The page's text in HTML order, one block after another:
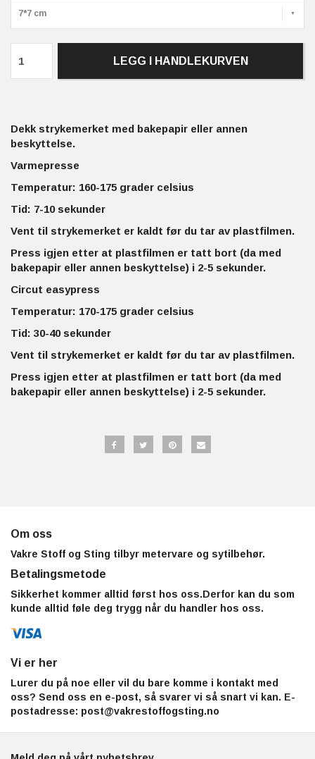
7*7 cm
LEGG I HANDLEKURVEN
Dekk strykemerket med bakepapir eller annen
beskyttelse.
Varmepresse
Temperatur: 160-175 grader celsius
Tid: 7-10 sekunder
Vent til strykemerket er kaldt før du tar av plastfilmen.
Press igjen etter at plastfilmen er tatt bort (da med
bakepapir eller annen beskyttelse) i 2-5 sekunder.
Circut easypress
Temperatur: 170-175 grader celsius
Tid: 30-40 sekunder
Vent til strykemerket er kaldt før du tar av plastfilmen.
Press igjen etter at plastfilmen er tatt bort (da med
bakepapir eller annen beskyttelse) i 2-5 sekunder.
Om oss
Vakre Stoff og Sting tilbyr metervare og sytilbehør.
Betalingsmetode
Sikkerhet kommer alltid først hos oss.Derfor kan du som
kunde alltid føle deg trygg når du handler hos oss.
Vi er her
Lurer du på noe eller vil du bare komme i kontakt med
oss? Send oss en e-post, så svarer vi så snart vi kan. E-
postadresse: post@vakrestoffogsting.no